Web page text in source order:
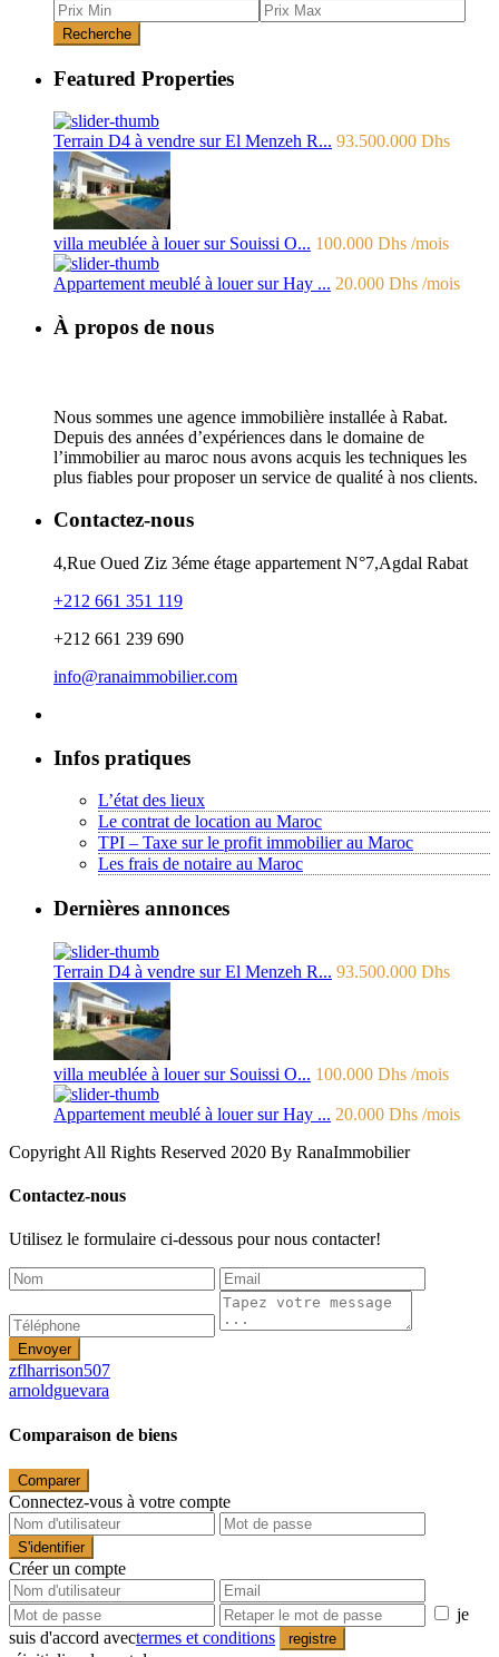
Recherche
Featured Properties
Terrain D4 à vendre sur El Menzeh R... 93.500.000 Dhs
villa meublée à louer sur Souissi O... 100.000 Dhs /mois
Appartement meublé à louer sur Hay ... 20.000 Dhs /mois
À propos de nous
Nous sommes une agence immobilière installée à Rabat.
Depuis des années d’expériences dans le domaine de
l’immobilier au maroc nous avons acquis les techniques les
plus fiables pour proposer un service de qualité à nos clients.
Contactez-nous
4,Rue Oued Ziz 3éme étage appartement N°7,Agdal Rabat
+212 661 351 119
+212 661 239 690
info@ranaimmobilier.com
Infos pratiques
L’état des lieux
Le contrat de location au Maroc
TPI – Taxe sur le profit immobilier au Maroc
Les frais de notaire au Maroc
Dernières annonces
Terrain D4 à vendre sur El Menzeh R... 93.500.000 Dhs
villa meublée à louer sur Souissi O... 100.000 Dhs /mois
Appartement meublé à louer sur Hay ... 20.000 Dhs /mois
Copyright All Rights Reserved 2020 By RanaImmobilier
Contactez-nous
Utilisez le formulaire ci-dessous pour nous contacter!
Envoyer
zflharrison507
arnoldguevara
Comparaison de biens
Comparer
Connectez-vous à votre compte
S'identifier
Créer un compte
je
suis d'accord avectermes et conditions registre